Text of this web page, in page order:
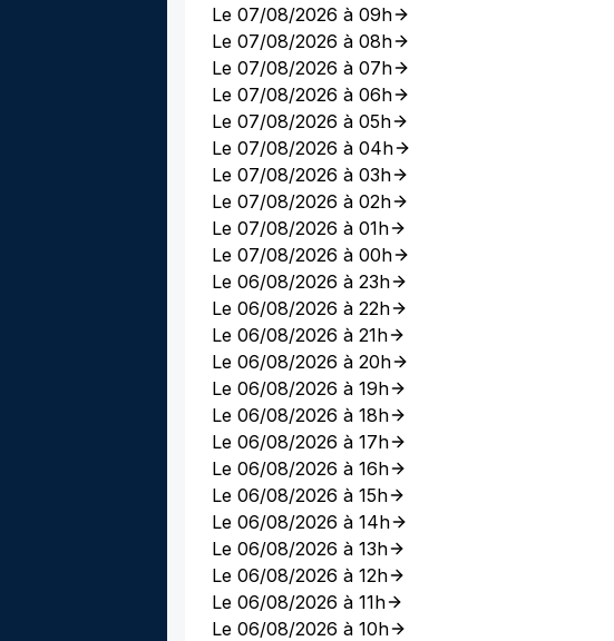
Le 07/08/2026 à 09h
Le 07/08/2026 à 08h
Le 07/08/2026 à 07h
Le 07/08/2026 à 06h
Le 07/08/2026 à 05h
Le 07/08/2026 à 04h
Le 07/08/2026 à 03h
Le 07/08/2026 à 02h
Le 07/08/2026 à 01h
Le 07/08/2026 à 00h
Le 06/08/2026 à 23h
Le 06/08/2026 à 22h
Le 06/08/2026 à 21h
Le 06/08/2026 à 20h
Le 06/08/2026 à 19h
Le 06/08/2026 à 18h
Le 06/08/2026 à 17h
Le 06/08/2026 à 16h
Le 06/08/2026 à 15h
Le 06/08/2026 à 14h
Le 06/08/2026 à 13h
Le 06/08/2026 à 12h
Le 06/08/2026 à 11h
Le 06/08/2026 à 10h